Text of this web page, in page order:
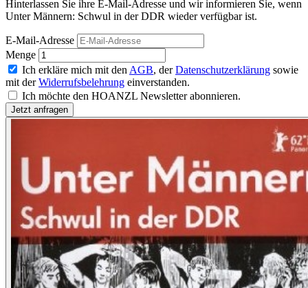
Hinterlassen Sie ihre E-Mail-Adresse und wir informieren Sie, wenn
Unter Männern: Schwul in der DDR wieder verfügbar ist.
E-Mail-Adresse
Menge
Ich erkläre mich mit den AGB, derDatenschutzerklärung sowie
mit derWiderrufsbelehrung einverstanden.
Ich möchte den HOANZL Newsletter abonnieren.